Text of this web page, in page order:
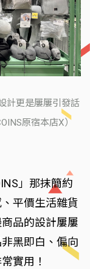
計更是屢屢引發話
原宿本店X）
」那抹簡約
平價生活雜貨
品的設計屢屢
黑即白、偏向
實用！